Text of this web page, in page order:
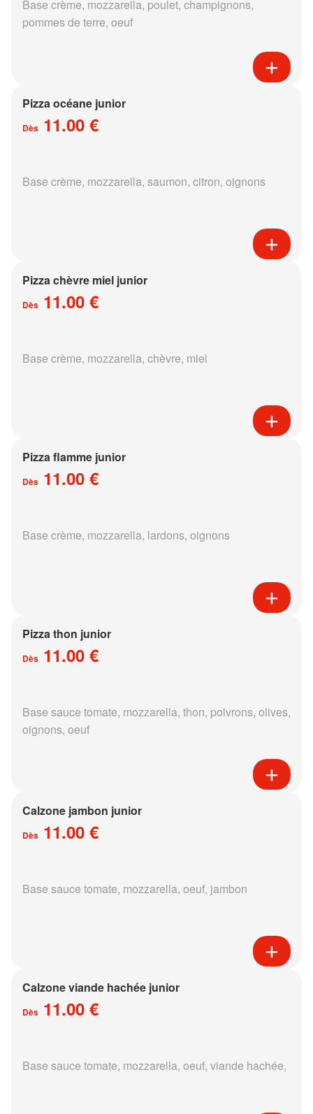
Base crème, mozzarella, poulet, champignons,
pommes de terre, oeuf
Pizza océane junior
Dès 11.00 €
Base crème, mozzarella, saumon, citron, oignons
Pizza chèvre miel junior
Dès 11.00 €
Base crème, mozzarella, chèvre, miel
Pizza flamme junior
Dès 11.00 €
Base crème, mozzarella, lardons, oignons
Pizza thon junior
Dès 11.00 €
Base sauce tomate, mozzarella, thon, poivrons, olives,
oignons, oeuf
Calzone jambon junior
Dès 11.00 €
Base sauce tomate, mozzarella, oeuf, jambon
Calzone viande hachée junior
Dès 11.00 €
Base sauce tomate, mozzarella, oeuf, viande hachée,